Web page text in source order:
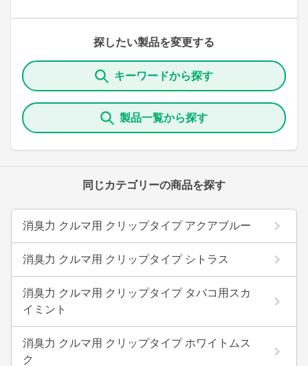
探したい製品を変更する
キーワードから探す
製品一覧から探す
同じカテゴリーの商品を探す
消臭力 クルマ用 クリップタイプ アクアブルー
消臭力 クルマ用 クリップタイプ シトラス
消臭力 クルマ用 クリップタイプ タバコ用スカ
イミント
消臭力 クルマ用 クリップタイプ ホワイトムス
ク